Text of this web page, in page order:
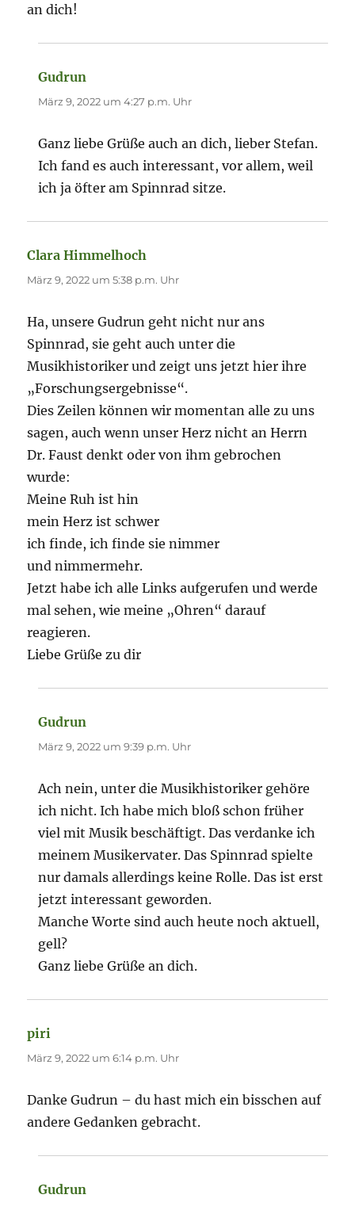
an dich!
Gudrun
März 9, 2022 um 4:27 p.m. Uhr
Ganz liebe Grüße auch an dich, lieber Stefan.
Ich fand es auch interessant, vor allem, weil
ich ja öfter am Spinnrad sitze.
Clara Himmelhoch
März 9, 2022 um 5:38 p.m. Uhr
Ha, unsere Gudrun geht nicht nur ans
Spinnrad, sie geht auch unter die
Musikhistoriker und zeigt uns jetzt hier ihre
„Forschungsergebnisse“.
Dies Zeilen können wir momentan alle zu uns
sagen, auch wenn unser Herz nicht an Herrn
Dr. Faust denkt oder von ihm gebrochen
wurde:
Meine Ruh ist hin
mein Herz ist schwer
ich finde, ich finde sie nimmer
und nimmermehr.
Jetzt habe ich alle Links aufgerufen und werde
mal sehen, wie meine „Ohren“ darauf
reagieren.
Liebe Grüße zu dir
Gudrun
März 9, 2022 um 9:39 p.m. Uhr
Ach nein, unter die Musikhistoriker gehöre
ich nicht. Ich habe mich bloß schon früher
viel mit Musik beschäftigt. Das verdanke ich
meinem Musikervater. Das Spinnrad spielte
nur damals allerdings keine Rolle. Das ist erst
jetzt interessant geworden.
Manche Worte sind auch heute noch aktuell,
gell?
Ganz liebe Grüße an dich.
piri
März 9, 2022 um 6:14 p.m. Uhr
Danke Gudrun – du hast mich ein bisschen auf
andere Gedanken gebracht.
Gudrun